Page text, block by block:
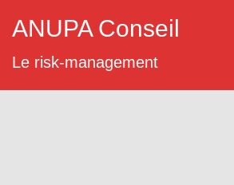
ANUPA Conseil
Le risk-management